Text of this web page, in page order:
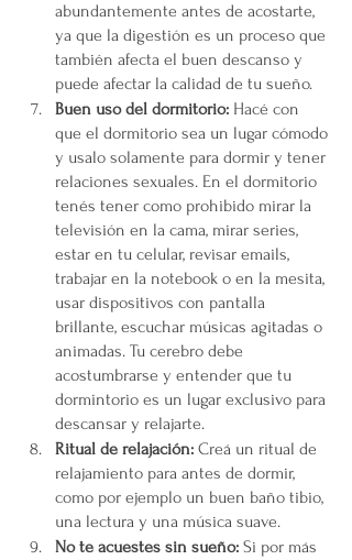
abundantemente antes de acostarte,
ya que la digestión es un proceso que
también afecta el buen descanso y
puede afectar la calidad de tu sueño.
Buen uso del dormitorio: Hacé con
que el dormitorio sea un lugar cómodo
y usalo solamente para dormir y tener
relaciones sexuales. En el dormitorio
tenés tener como prohibido mirar la
televisión en la cama, mirar series,
estar en tu celular, revisar emails,
trabajar en la notebook o en la mesita,
usar dispositivos con pantalla
brillante, escuchar músicas agitadas o
animadas. Tu cerebro debe
acostumbrarse y entender que tu
dormintorio es un lugar exclusivo para
descansar y relajarte.
Ritual de relajación: Creá un ritual de
relajamiento para antes de dormir,
como por ejemplo un buen baño tibio,
una lectura y una música suave.
No te acuestes sin sueño: Si por más